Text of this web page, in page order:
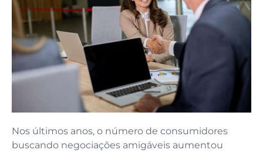
Nos últimos anos, o número de consumidores
buscando negociações amigáveis aumentou